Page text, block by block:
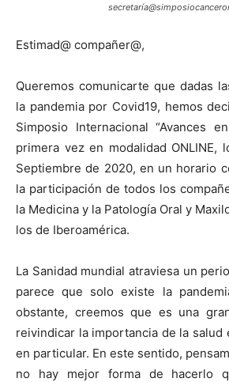
Estimad@ compañer@,
Queremos comunicarte que dadas
la pandemia por Covid19, hemos
Simposio Internacional “Avances
primera vez en modalidad
Septiembre de 2020, en un horario
la participación de todos los
la Medicina y la Patología Oral y
los de Iberoamérica.
La Sanidad mundial atraviesa un
parece que solo existe la
obstante, creemos que es una
reivindicar la importancia de la salud
en particular. En este sentido,
no hay mejor forma de hacerlo